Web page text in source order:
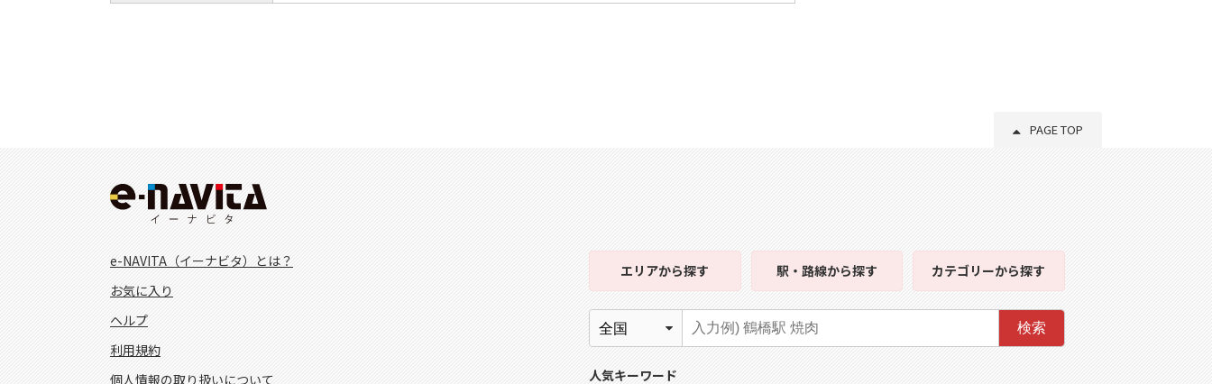
PAGE TOP
e-NAVITA（イーナビタ）とは？
お気に入り
ヘルプ
利用規約
個人情報の取り扱いについて
エリアから探す 駅・路線から探す カテゴリーから探す
検索
人気キーワード